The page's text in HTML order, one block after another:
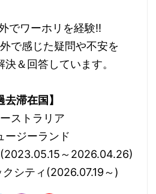
でワーホリを経験!!
で感じた疑問や不安を
＆回答しています。
去滞在国】
ーストラリア
ージーランド
(2023.05.15～2026.04.26)
クシティ(2026.07.19～)